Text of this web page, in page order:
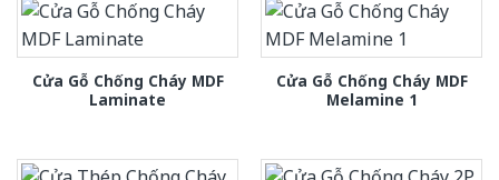
Cửa Gỗ Chống Cháy MDF
Laminate
Cửa Gỗ Chống Cháy MDF
Melamine 1